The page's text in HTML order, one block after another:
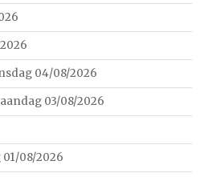
04/08/2026
03/08/2026
08/2026